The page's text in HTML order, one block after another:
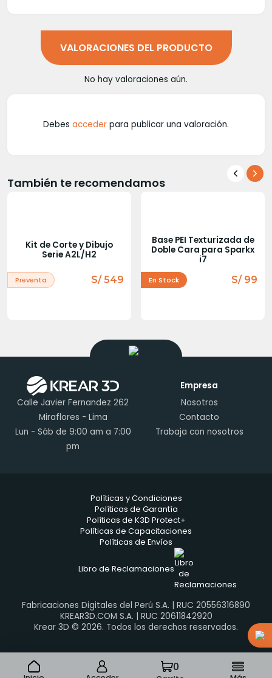
0
VALORACIONES DEL PRODUCTO
No hay valoraciones aún.
Debes acceder para publicar una valoración.
También te recomendamos
Kit de Corte y Dibujo
Serie A2L/H2
Preventa S/ 549
Base PEI Texturizada de
Doble Cara para Sparkx
i7
En Stock S/ 99
Calle Javier Fernandez 262
Miraflores - Lima
Lun - Sáb de 9:00 am a 7:00
pm
Empresa
Nosotros
Contacto
Trabaja con nosotros
Políticas y Condiciones
Políticas de Garantía
Políticas de K3D Protect+
Políticas de Capacitaciones
Políticas de Envíos
Libro de Reclamaciones
Fabricaciones Digitales del Perú S.A. | RUC 20556316890
KREAR3D.COM S.A. | RUC 20611842920
Krear 3D © 2026. Todos los derechos reservados.